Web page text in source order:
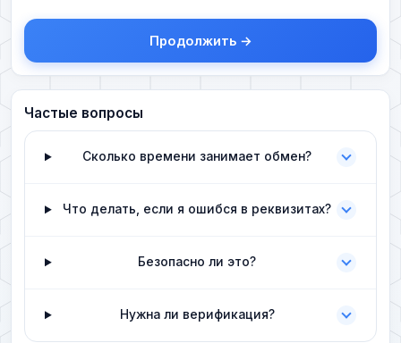
Продолжить →
Частые вопросы
Сколько времени занимает обмен?
Что делать, если я ошибся в реквизитах?
Безопасно ли это?
Нужна ли верификация?